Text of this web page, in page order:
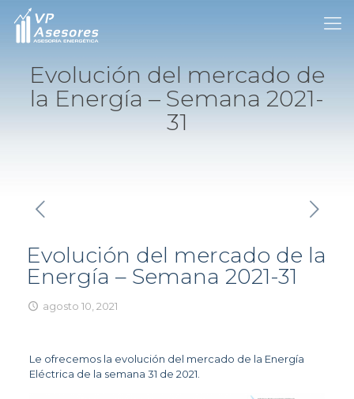
Evolución del mercado de
la Energía – Semana 2021-
31
Evolución del mercado de la
Energía – Semana 2021-31
agosto 10, 2021
Le ofrecemos la evolución del mercado de la Energía
Eléctrica de la semana 31 de 2021.